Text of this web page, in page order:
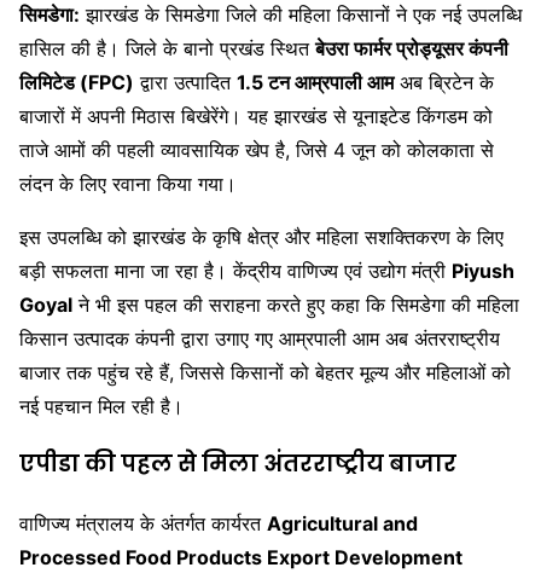
सिमडेगा: झारखंड के सिमडेगा जिले की महिला किसानों ने एक नई उपलब्धि
हासिल की है। जिले के बानो प्रखंड स्थितबेउरा फार्मर प्रोड्यूसर कंपनी
लिमिटेड (FPC) द्वारा उत्पादित 1.5 टन आम्रपाली आमअब ब्रिटेन के
बाजारों में अपनी मिठास बिखेरेंगे। यह झारखंड से यूनाइटेड किंगडम को
ताजे आमों की पहली व्यावसायिक खेप है, जिसे 4 जून को कोलकाता से
लंदन के लिए रवाना किया गया।
इस उपलब्धि को झारखंड के कृषि क्षेत्र और महिला सशक्तिकरण के लिए
बड़ी सफलता माना जा रहा है। केंद्रीय वाणिज्य एवं उद्योग मंत्री Piyush
Goyal ने भी इस पहल की सराहना करते हुए कहा कि सिमडेगा की महिला
किसान उत्पादक कंपनी द्वारा उगाए गए आम्रपाली आम अब अंतरराष्ट्रीय
बाजार तक पहुंच रहे हैं, जिससे किसानों को बेहतर मूल्य और महिलाओं को
नई पहचान मिल रही है।
एपीडा की पहल से मिला अंतरराष्ट्रीय बाजार
वाणिज्य मंत्रालय के अंतर्गत कार्यरत Agricultural and
Processed Food Products Export Development